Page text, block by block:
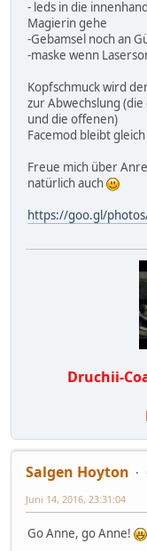
- leds in die
Magierin gehe
-Gebamsel noch an
-maske wenn
Kopfschmuck wird
zur Abwechslung
und die offenen)
Facemod bleibt gleich
Freue mich über
natürlich auch
https://goo.gl/
Druchii-
Salgen Hoyton
Juni 14, 2016, 23:31:04
Go Anne, go Anne!